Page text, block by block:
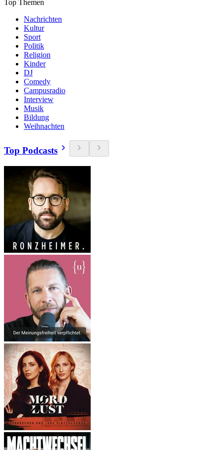
Top Themen
Nachrichten
Kultur
Sport
Politik
Religion
Kinder
DJ
Comedy
Campusradio
Interview
Musik
Bildung
Weihnachten
Top Podcasts